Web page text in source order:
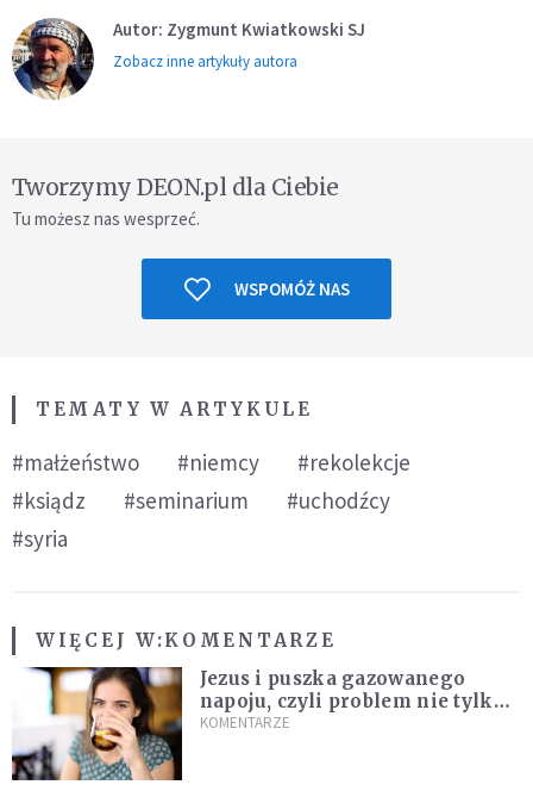
Autor: Zygmunt Kwiatkowski SJ
Zobacz inne artykuły autora
Tworzymy DEON.pl dla Ciebie
Tu możesz nas wesprzeć.
WSPOMÓŻ NAS
TEMATY W ARTYKULE
#małżeństwo #niemcy
#rekolekcje
#ksiądz
#seminarium
#uchodźcy
#syria
WIĘCEJ W:KOMENTARZE
Jezus i puszka gazowanego
napoju, czyli problem nie tylko
techniczny
KOMENTARZE